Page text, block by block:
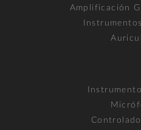
Amplificación